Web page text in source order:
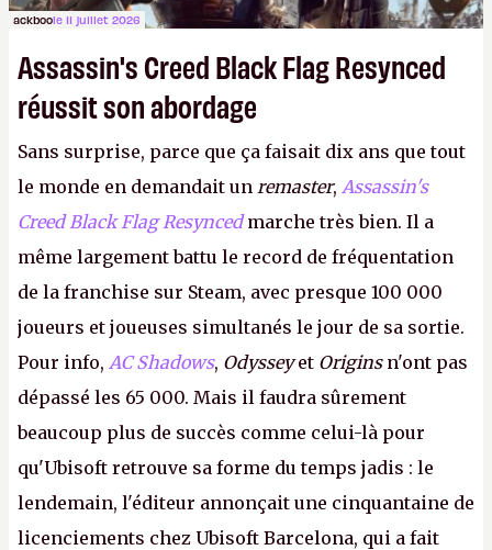
ackboole 11 juillet 2026
Assassin's Creed Black Flag Resynced
réussit son abordage
Sans surprise, parce que ça faisait dix ans que tout
le monde en demandait un remaster, Assassin's
Creed Black Flag Resyncedmarche très bien. Il a
même largement battu le record de fréquentation
de la franchise sur Steam, avec presque 100 000
joueurs et joueuses simultanés le jour de sa sortie.
Pour info, AC Shadows, Odysseyet Originsn'ont pas
dépassé les 65 000. Mais il faudra sûrement
beaucoup plus de succès comme celui-là pour
qu'Ubisoft retrouve sa forme du temps jadis : le
lendemain, l'éditeur annonçait une cinquantaine de
licenciements chez Ubisoft Barcelona, qui a fait